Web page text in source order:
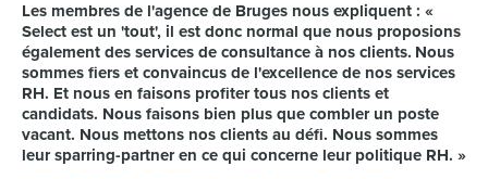
Les membres de l'agence de Bruges nous expliquent : «
Select est un 'tout', il est donc normal que nous proposions
également des services de consultance à nos clients. Nous
sommes fiers et convaincus de l'excellence de nos services
RH. Et nous en faisons profiter tous nos clients et
candidats. Nous faisons bien plus que combler un poste
vacant. Nous mettons nos clients au défi. Nous sommes
leur sparring-partner en ce qui concerne leur politique RH. »